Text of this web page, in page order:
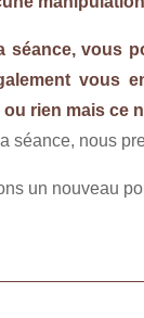
séance, vous
vous
rien mais ce
séance, nous
un nouveau